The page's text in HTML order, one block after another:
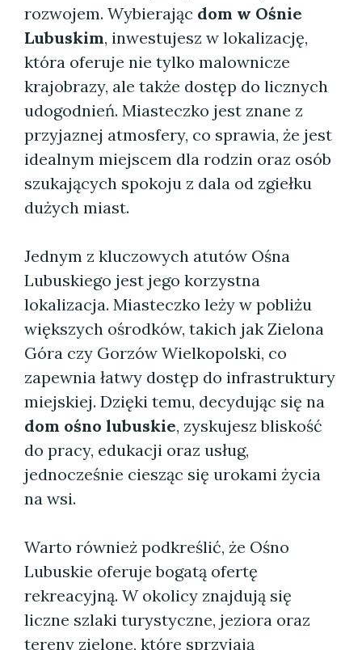
rozwojem. Wybierając dom w Ośnie
Lubuskim, inwestujesz w lokalizację,
która oferuje nie tylko malownicze
krajobrazy, ale także dostęp do licznych
udogodnień. Miasteczko jest znane z
przyjaznej atmosfery, co sprawia, że jest
idealnym miejscem dla rodzin oraz osób
szukających spokoju z dala od zgiełku
dużych miast.
Jednym z kluczowych atutów Ośna
Lubuskiego jest jego korzystna
lokalizacja. Miasteczko leży w pobliżu
większych ośrodków, takich jak Zielona
Góra czy Gorzów Wielkopolski, co
zapewnia łatwy dostęp do infrastruktury
miejskiej. Dzięki temu, decydując się na
dom ośno lubuskie, zyskujesz bliskość
do pracy, edukacji oraz usług,
jednocześnie ciesząc się urokami życia
na wsi.
Warto również podkreślić, że Ośno
Lubuskie oferuje bogatą ofertę
rekreacyjną. W okolicy znajdują się
liczne szlaki turystyczne, jeziora oraz
tereny zielone, które sprzyjają